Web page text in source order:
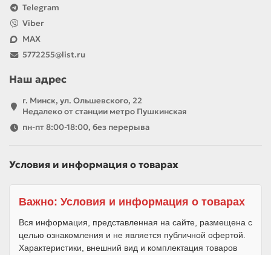
Telegram
Viber
MAX
5772255@list.ru
Наш адрес
г. Минск, ул. Ольшевского, 22
Недалеко от станции метро Пушкинская
пн-пт 8:00-18:00, без перерыва
Условия и информация о товарах
Важно: Условия и информация о товарах
Вся информация, представленная на сайте, размещена с
целью ознакомления и не является публичной офертой.
Характеристики, внешний вид и комплектация товаров